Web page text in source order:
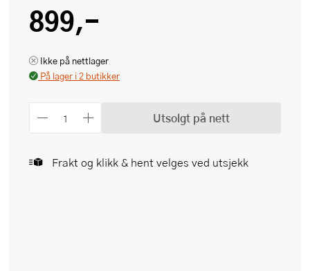
899,-
Ikke på nettlager
På lager i 2 butikker
Utsolgt på nett
Frakt og klikk & hent velges ved utsjekk